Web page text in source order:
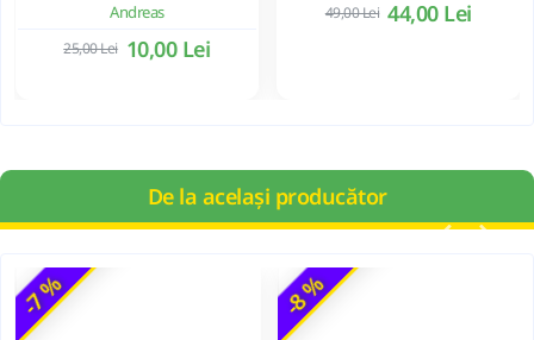
Andreas
10,00 Lei
25,00 Lei
De la același producător
-7 % -8 %